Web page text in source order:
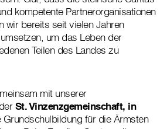
kompetente Partnerorganisationen
wir bereits seit vielen Jahren
um das Leben der
Teilen des Landes zu
mit unserer
St. Vinzenzgemeinschaft, in
für die Ärmsten